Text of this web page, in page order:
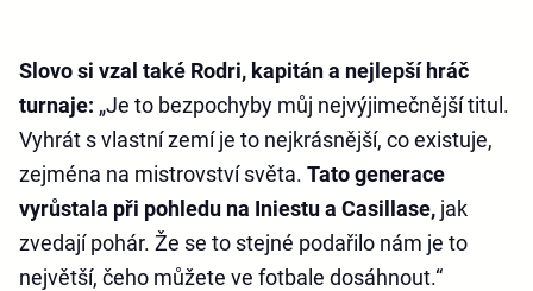
Slovo si vzal také Rodri, kapitán a nejlepší hráč
turnaje: „Je to bezpochyby můj nejvýjimečnější titul.
Vyhrát s vlastní zemí je to nejkrásnější, co existuje,
zejména na mistrovství světa. Tato generace
vyrůstala při pohledu na Iniestu a Casillase, jak
zvedají pohár. Že se to stejné podařilo nám je to
největší, čeho můžete ve fotbale dosáhnout.“